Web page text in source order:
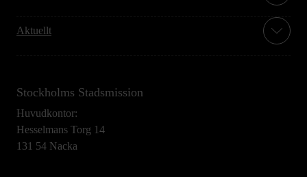
Aktuellt
Stockholms Stadsmission
Huvudkontor:
Hesselmans Torg 14
131 54 Nacka